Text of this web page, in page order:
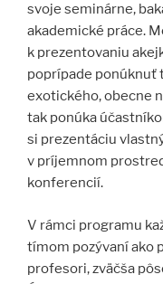
svoje seminárne,
akademické práce.
k prezentovaniu
poprípade ponúknuť
exotického, obecne
tak ponúka
si prezentáciu
v príjemnom
konferencií.
V rámci programu
tímom pozývaní ako
profesori, zväčša